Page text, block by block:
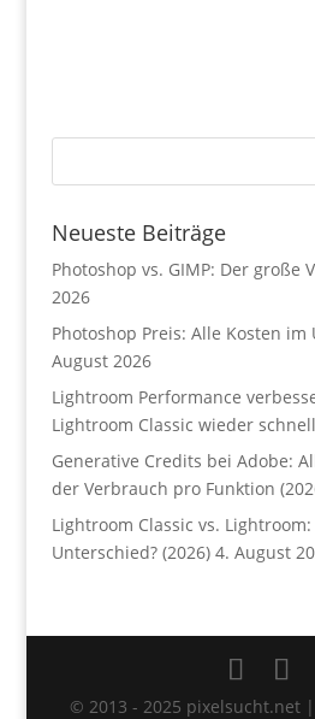
Neueste Beiträge
Photoshop vs. GIMP: Der große
2026
Photoshop Preis: Alle Kosten im
August 2026
Lightroom Performance
Lightroom Classic wieder schnell
Generative Credits bei Adobe:
der Verbrauch pro Funktion
Lightroom Classic vs.
Unterschied? (2026) 4. August
© 2013 - 2025 pixelsucht.net |